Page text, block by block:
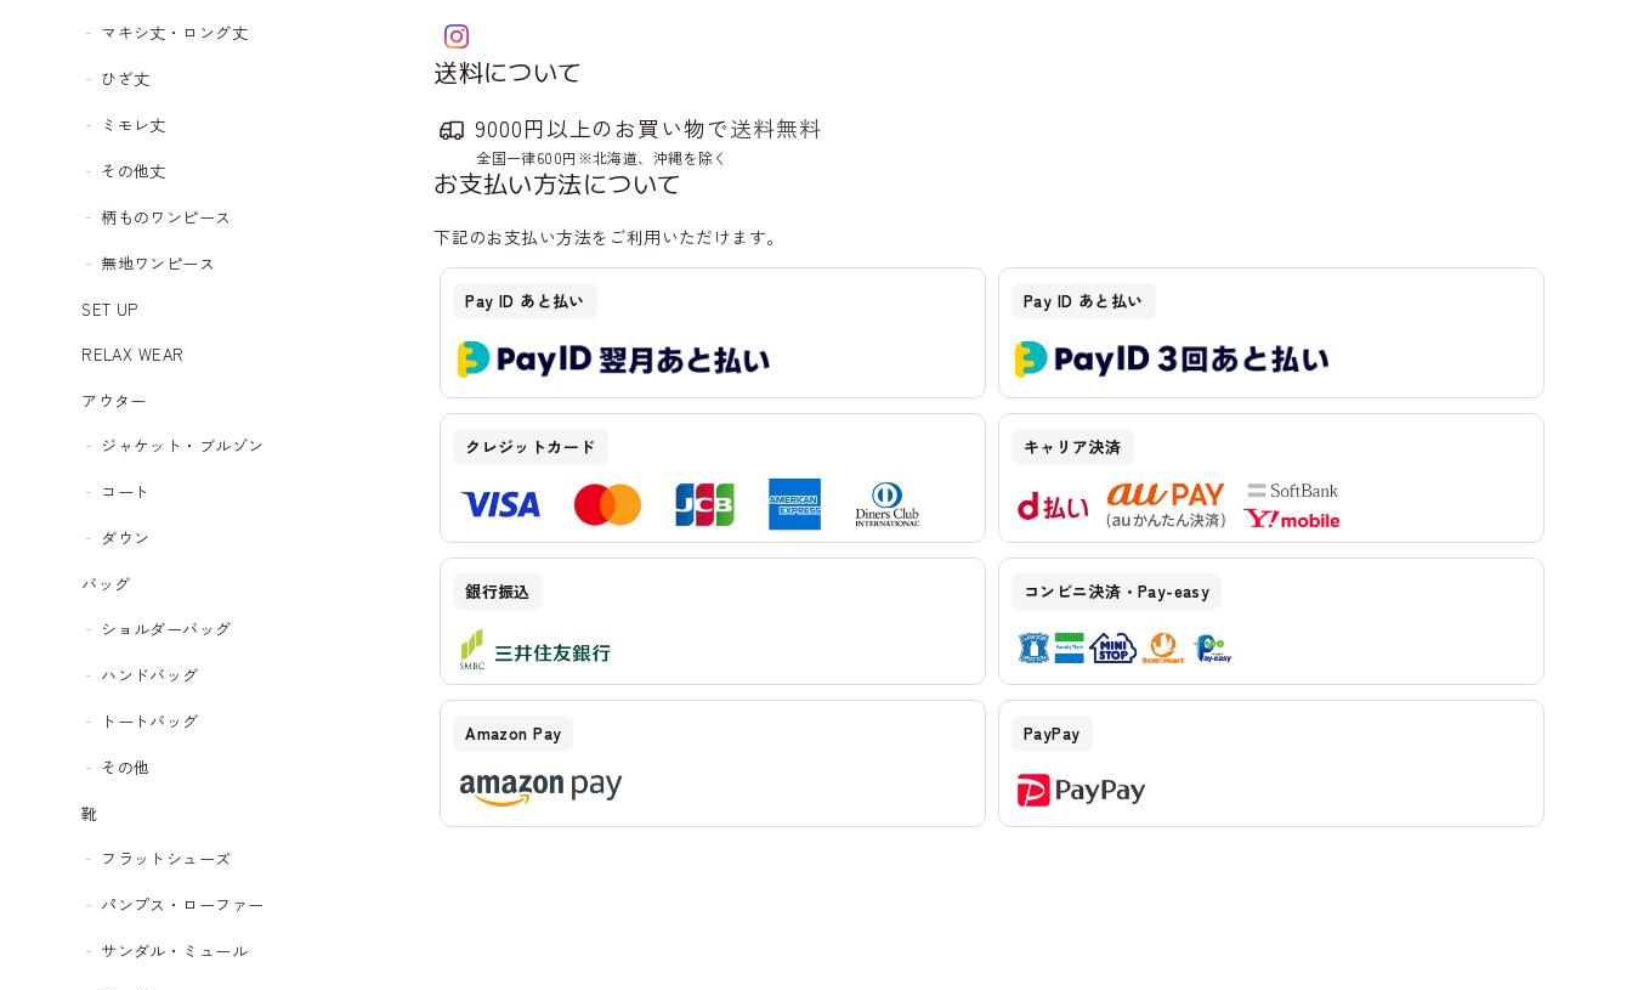
マキシ丈・ロング丈
ひざ丈
ミモレ丈
その他丈
柄ものワンピース
無地ワンピース
SET UP
RELAX WEAR
アウター
ジャケット・ブルゾン
コート
ダウン
バッグ
ショルダーバッグ
ハンドバッグ
トートバッグ
その他
靴
フラットシューズ
パンプス・ローファー
サンダル・ミュール
送料について
9000円以上のお買い物で送料無料
全国一律600円※北海道、沖縄を除く
お支払い方法について
下記のお支払い方法をご利用いただけます。
Pay ID あと払い Pay ID あと払い
クレジットカード キャリア決済
銀行振込 コンビニ決済・Pay-easy
Amazon Pay PayPay